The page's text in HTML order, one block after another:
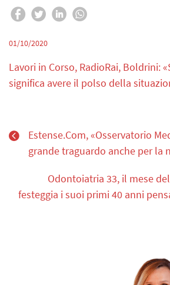
01/10/2020
Lavori in Corso, RadioRai, Boldrini:
significa avere il polso della
Estense.Com, «Osservatorio
grande traguardo anche per la
Odontoiatria 33, il mese
festeggia i suoi primi 40 anni